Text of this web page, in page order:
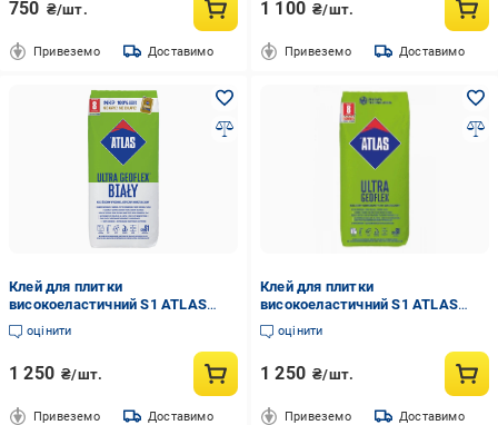
750 ₴/шт.
Привеземо Доставимо
1 100 ₴/шт.
Привеземо Доставимо
Клей для плитки
високоеластичний S1 ATLAS
GEOFLEX ULTRA WHITE 22,5 кг
оцінити
1 250 ₴/шт.
Привеземо Доставимо
Клей для плитки
високоеластичний S1 ATLAS
GEOFLEX ULTRA 25 кг
оцінити
1 250 ₴/шт.
Привеземо Доставимо